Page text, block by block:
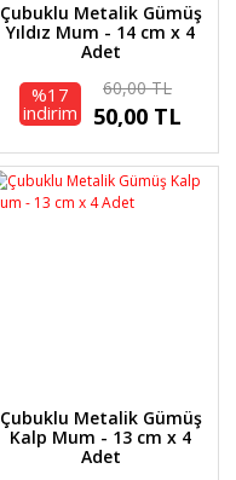
Çubuklu Metalik Gümüş
Yıldız Mum - 14 cm x 4
Adet
%17
indirim
60,00 TL
50,00 TL
Çubuklu Metalik Gümüş
Kalp Mum - 13 cm x 4
Adet